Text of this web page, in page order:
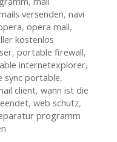
versenden, navi
, opera mail,
kostenlos
, portable firewall,
internetexplorer,
sync portable,
client, wann ist die
, web schutz,
programm